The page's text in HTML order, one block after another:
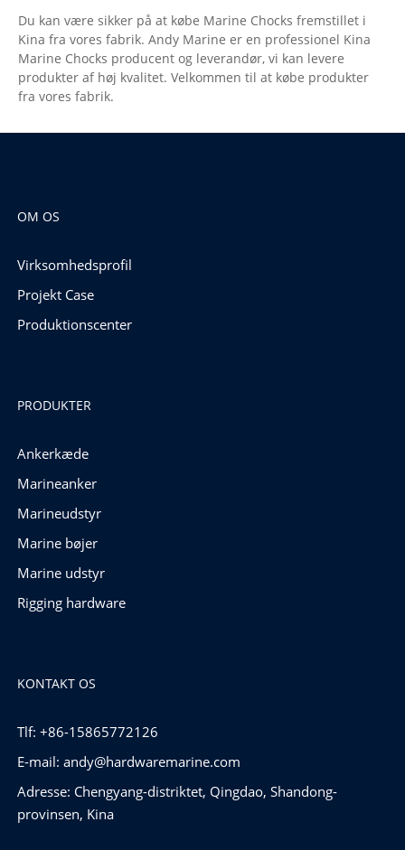
Du kan være sikker på at købe Marine Chocks fremstillet i
Kina fra vores fabrik. Andy Marine er en professionel Kina
Marine Chocks producent og leverandør, vi kan levere
produkter af høj kvalitet. Velkommen til at købe produkter
fra vores fabrik.
OM OS
Virksomhedsprofil
Projekt Case
Produktionscenter
PRODUKTER
Ankerkæde
Marineanker
Marineudstyr
Marine bøjer
Marine udstyr
Rigging hardware
KONTAKT OS
Tlf: +86-15865772126
E-mail: andy@hardwaremarine.com
Adresse: Chengyang-distriktet, Qingdao, Shandong-
provinsen, Kina